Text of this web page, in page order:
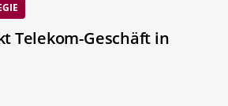
Telekom-Geschäft in